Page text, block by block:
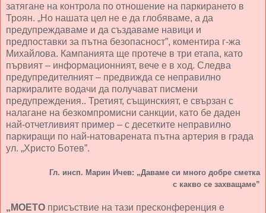
затягане на контрола по отношение на паркирането в
Троян. „Но нашата цел не е да глобяваме, а да
предупреждаваме и да създаваме навици и
предпоставки за пътна безопасност”, коментира г-жа
Михайлова. Кампанията ще протече в три етапа, като
първият – информационният, вече е в ход. Следва
предупредителният – предвижда се неправилно
паркиралите водачи да получават писмени
предупреждения.. Третият, същинският, е свързан с
налагане на безкомпромисни санкции, като бе даден
най-отчетливият пример – с десетките неправилно
паркиращи по най-натоварената пътна артерия в града
ул. „Христо Ботев”.
Гл. инсп. Марин Ичев: „Даваме си много добре сметка
с какво се захващаме”
„МОЕТО присъствие на тази пресконференция е